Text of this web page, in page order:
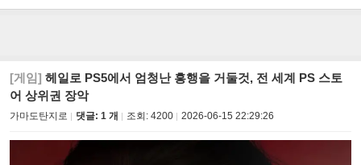
on/off
쓰
[게임] 헤일로 PS5에서 엄청난 흥행을 거둘것, 전 세계 PS 스토
어 상위권 장악
가마도탄지로 댓글: 1 개 조회: 4200 2026-06-15 22:29:26